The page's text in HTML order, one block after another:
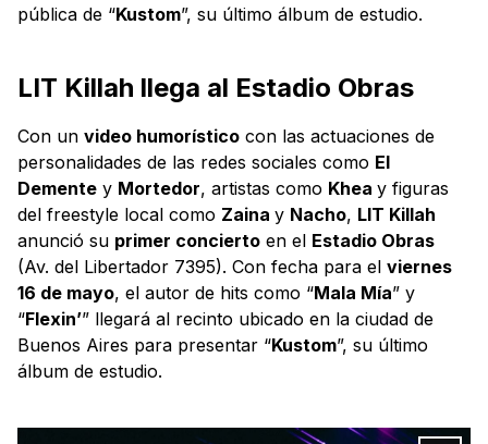
pública de “Kustom”, su último álbum de estudio.
LIT Killah llega al Estadio Obras
Con un video humorístico con las actuaciones de
personalidades de las redes sociales como El
Demente y Mortedor, artistas como Khea y figuras
del freestyle local como Zaina y Nacho, LIT Killah
anunció su primer concierto en el Estadio Obras
(Av. del Libertador 7395). Con fecha para el viernes
16 de mayo, el autor de hits como “Mala Mía” y
“Flexin’” llegará al recinto ubicado en la ciudad de
Buenos Aires para presentar “Kustom”, su último
álbum de estudio.